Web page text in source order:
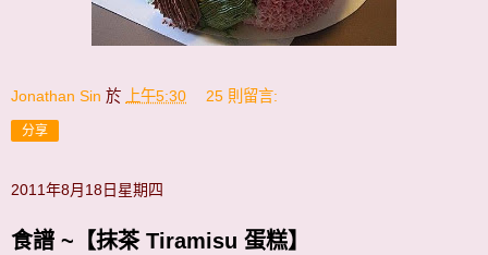
Jonathan Sin 於 上午5:30 25 則留言:
分享
2011年8月18日星期四
食譜 ~【抹茶 Tiramisu 蛋糕】